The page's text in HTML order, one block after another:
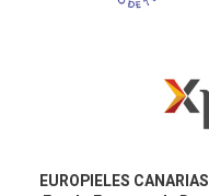
EUROPIELES